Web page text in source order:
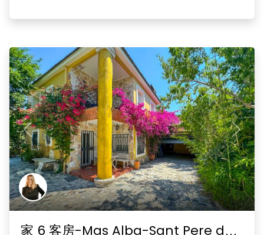
Previous Next
家 6 客房-Mas Alba-Sant Pere de Ribes